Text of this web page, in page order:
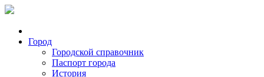
Город
Городской справочник
Паспорт города
История